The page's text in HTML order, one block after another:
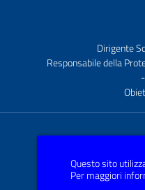
Dirigente
Responsabile della
Questo sito
Per maggiori